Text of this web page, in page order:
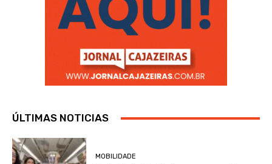
ÚLTIMAS NOTICIAS
MOBILIDADE